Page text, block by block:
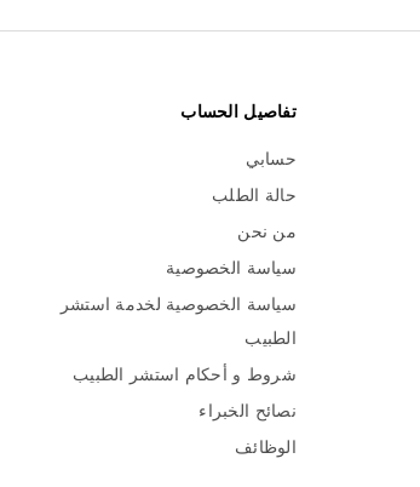
تفاصيل الحساب
حسابي
حالة الطلب
من نحن
سياسة الخصوصية
سياسة الخصوصية لخدمة استشر
الطبيب
شروط و أحكام استشر الطبيب
نصائح الخبراء
الوظائف